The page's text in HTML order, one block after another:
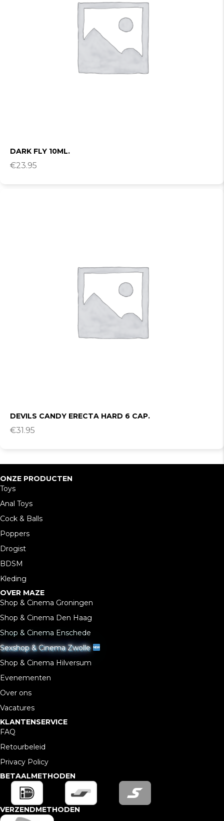
DARK FLY 10ML.
€23.95
DEVILS CANDY ERECTA HARD 6 CAP.
€31.95
ONZE PRODUCTEN
Toys
Anal Toys
Cock & Balls
Poppers
Drogist
BDSM
Kleding
OVER MAZE
Shop & Cinema Groningen
Shop & Cinema Den Haag
Shop & Cinema Enschede
Sexshop & Cinema Zwolle
Shop & Cinema Hilversum
Evenementen
Over ons
Vacatures
KLANTENSERVICE
FAQ
Retourbeleid
Privacy Policy
BETAALMETHODEN
VERZENDMETHODEN